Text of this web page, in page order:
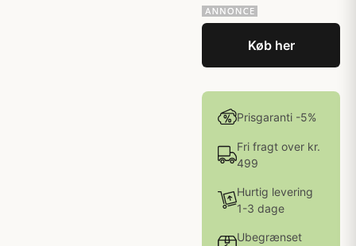
Køb her
Prisgaranti -5%
Fri fragt over kr.
499
Hurtig levering
1-3 dage
Ubegrænset